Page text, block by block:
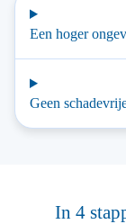
Een hoger
Geen
In 4